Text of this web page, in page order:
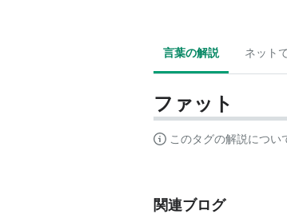
言葉の解説 ネット
ファット
このタグの解説につい
関連ブログ